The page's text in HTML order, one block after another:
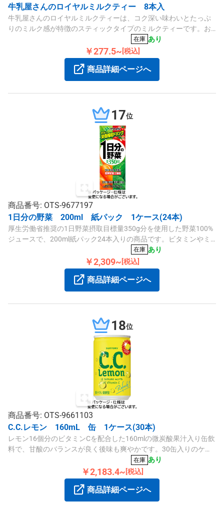
牛乳屋さんのロイヤルミルクティー 8本入
牛乳屋さんのロイヤルミルクティーは、コク深い味わいとたっぷ
りのミルク感が特徴のスティックタイプのミルクティーです。お
在庫 あり
￥277.5~ [税込]
商品詳細ページへ
17位
商品番号: OTS-9677197
1日分の野菜 200ml 紙パック 1ケース(24本)
厚生労働省推奨の1日野菜摂取目標量350g分を使用した野菜100%
ジュースで、200ml紙パック24本入りの商品です。ビタミンやミ
ネラルを豊富に含み、砂糖・食塩不使用でヘルシーに野菜の味わ
在庫 あり
￥2,309~[税込]
商品詳細ページへ
18位
商品番号: OTS-9661103
C.C.レモン 160mL 缶 1ケース(30本)
レモン16個分のビタミンCを配合した160mlの微炭酸果汁入り缶飲
料で、甘酸のバランスが良く後味も爽やかです。30缶入りのケー
在庫 あり
￥2,183.4~ [税込]
商品詳細ページへ